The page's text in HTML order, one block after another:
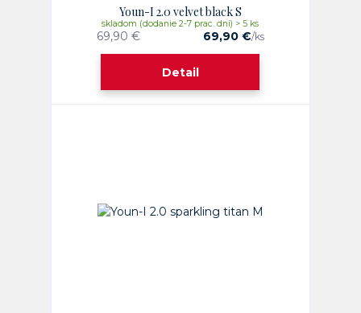
Youn-I 2.0 velvet black S
69,90 € 69,90 €/ks
skladom (dodanie 2-7 prac. dni) > 5 ks
Detail